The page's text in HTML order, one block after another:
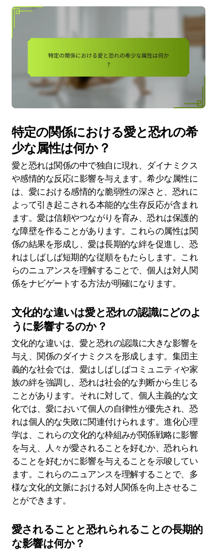
特定の関係における愛と恐れの希
少な属性は何か？
愛と恐れは関係の中で独自に現れ、ダイナミクス
や感情的な反応に影響を与えます。希少な属性に
は、愛における感情的な脆弱性の深さと、恐れに
よって引き起こされる本能的な生存反応が含まれ
ます。愛は信頼やつながりを育み、恐れは保護的
な障壁を作ることがあります。これらの属性は関
係の結果を形成し、愛は長期的な絆を促進し、恐
れはしばしば短期的な従順をもたらします。これ
らのニュアンスを理解することで、個人は対人関
係をナビゲートする方法が明確になります。
文化的な違いは愛と恐れの認識にどのよ
うに影響するのか？
文化的な違いは、愛と恐れの認識に大きな影響を
与え、関係のダイナミクスを形成します。集団主
義的な社会では、愛はしばしばコミュニティや家
族の絆を強調し、恐れは社会的な判断から生じる
ことがあります。それに対して、個人主義的な文
化では、愛において個人の自律性が優先され、恐
れは個人的な失敗に関連付けられます。進化心理
学は、これらの文化的な枠組みが関係戦略に影響
を与え、人々が愛されることを好むか、恐れられ
ることを好むかに影響を与えることを示唆してい
ます。これらのニュアンスを理解することで、多
様な文化的文脈における対人関係を向上させるこ
とができます。
愛されることと恐れられることの長期的
な影響は何か？